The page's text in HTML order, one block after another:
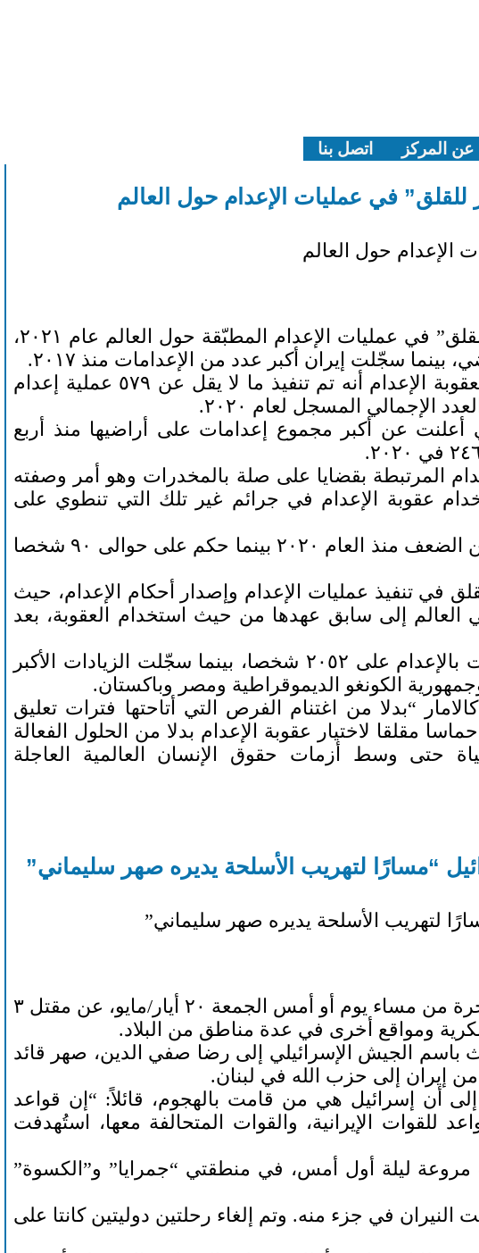
عن المركز اتصل بنا
في عمليات الإعدام حول العالم
الإعدام حول العالم
تزامن تخفيف قيود مكافحة كوفيد مع “ارتفاع مثير للقلق” في عمليات الإعدام المطبّقة حول العالم عام ٢٠٢١،
بينما سجّلت إيران أكبر عدد من الإعدامات منذ ٢٠١٧.
وذكرت المنظمة الحقوقية في استعراضها السنوي لعقوبة الإعدام أنه تم تنفيذ ما لا يقل عن ٥٧٩ عملية إعدام
أعلنت عن أكبر مجموع إعدامات على أراضيها منذ أربع
المرتبطة بقضايا على صلة بالمخدرات وهو أمر وصفته
عقوبة الإعدام في جرائم غير تلك التي تنطوي على
كما ارتفع عدد عمليات الإعدام في السعودية بأكثر من الضعف منذ العام ٢٠٢٠ بينما حكم على حوالى ٩٠ شخصا
ارتفاعا مثيرا للقلق في تنفيذ عمليات الإعدام وإصدار أحكام الإعدام، حيث
العالم إلى سابق عهدها من حيث استخدام العقوبة، بعد
ولفتت إلى أن السلطات القضائية في ٥٦ بلدا حكمت بالإعدام على ٢٠٥٢ شخصا، بينما سجّلت الزيادات الأكبر
الكونغو الديموقراطية ومصر وباكستان.
“بدلا من اغتنام الفرص التي أتاحتها فترات تعليق
أقلية من الدول حماسا مقلقا لاختيار عقوبة الإعدام بدلا من الحلول الفعالة
حتى وسط أزمات حقوق الإنسان العالمية العاجلة
لتهريب الأسلحة يديره صهر سليماني”
لتهريب الأسلحة يديره صهر سليماني”
أسفرت الضربات الجوية ضد سوريا، في ساعات متأخرة من مساء يوم أو أمس الجمعة ٢٠ أيار/مايو، عن مقتل ٣
ومواقع أخرى في عدة مناطق من البلاد.
الجيش الإسرائيلي إلى رضا صفي الدين، صهر قائد
إيران إلى حزب الله في لبنان.
أن إسرائيل هي من قامت بالهجوم، قائلاً: “إن قواعد
الإيرانية، والقوات المتحالفة معها، استُهدفت
ليلة أول أمس، في منطقتي “جمرايا” و”الكسوة”
في جزء منه. وتم إلغاء رحلتين دوليتين كانتا على